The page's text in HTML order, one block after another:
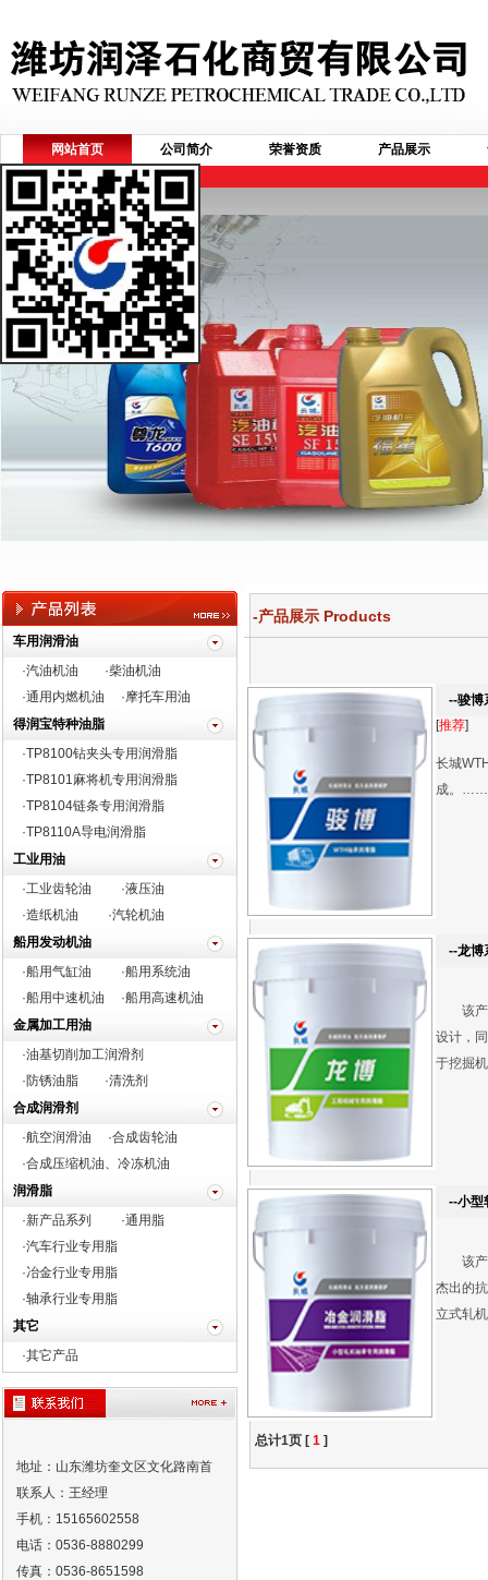
网站首页 公司简介 荣誉资质 产品展示
车用润滑油
·汽油机油
·柴油机油
·通用内燃机油
·摩托车用油
得润宝特种油脂
·TP8100钻夹头专用润滑脂
·TP8101麻将机专用润滑脂
·TP8104链条专用润滑脂
·TP8110A导电润滑脂
工业用油
·工业齿轮油
·液压油
·造纸机油
·汽轮机油
船用发动机油
·船用气缸油
·船用系统油
·船用中速机油
·船用高速机油
金属加工用油
·油基切削加工润滑剂
·防锈油脂
·清洗剂
合成润滑剂
·航空润滑油
·合成齿轮油
·合成压缩机油、冷冻机油
润滑脂
·新产品系列
·通用脂
·汽车行业专用脂
·冶金行业专用脂
·轴承行业专用脂
其它
·其它产品
地址：山东潍坊奎文区文化路南首
联系人：王经理
手机：15165602558
电话：0536-8880299
传真：0536-8651598
-产品展示 Products
--骏博
[推荐]
长城
成。……
--龙博
该产品
设计，
于挖掘
--小型
该产品
杰出的
立式轧
总计1页 [ 1 ]